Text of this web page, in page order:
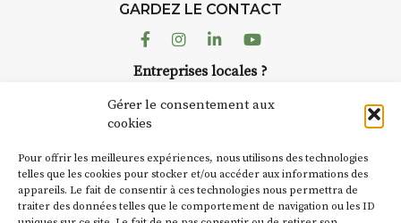
Gérer le consentement aux
cookies
Pour offrir les meilleures expériences, nous utilisons des technologies
telles que les cookies pour stocker et/ou accéder aux informations des
appareils. Le fait de consentir à ces technologies nous permettra de
traiter des données telles que le comportement de navigation ou les ID
AuzonToujours organise
dans le village. Des artistes et
caves, les granges d’Auzon. Le
Fumoir est l’un de ces espaces
d’autres activités culturelles de
la Petite Cité de Caractère. Par
exemple, l’installationCochon
Charbons’inscrit comme en
GARDEZ LE CONTACT
FacebookInstagram
LinkedinYoutube
Entreprises locales ?
Suivez toute l'actu de Strada